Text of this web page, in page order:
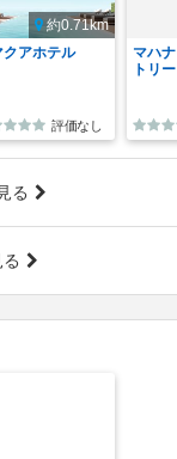
約0.71km
クアホテル
評価なし
マハ
トリ
る